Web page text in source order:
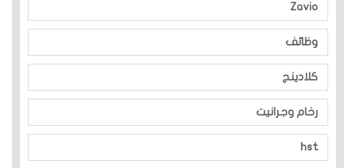
Zavio
وظائف
كلادينج
رخام وجرانيت
hst